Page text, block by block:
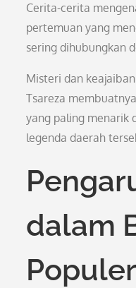
Cerita-cerita
pertemuan yang
sering dihubungkan
Misteri dan
Tsareza
yang paling menarik
legenda daerah
dalam
Populer